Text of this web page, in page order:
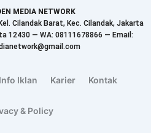
u
b
e
o
k
a
g
r
a
m
MEDIA NETWORK
Cilandak Barat, Kec. Cilandak, Jakarta
12430 — WA: 08111678866 — Email:
Info Iklan Karier Kontak
& Policy